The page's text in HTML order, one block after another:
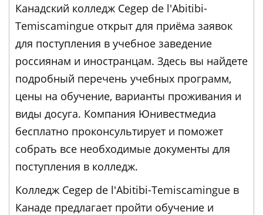
Канадский колледж Cegep de l'Abitibi-
Temiscamingue открыт для приёма заявок
для поступления в учебное заведение
россиянам и иностранцам. Здесь вы найдете
подробный перечень учебных программ,
цены на обучение, варианты проживания и
виды досуга. Компания Юнивестмедиа
бесплатно проконсультирует и поможет
собрать все необходимые документы для
поступления в колледж.
Колледж Cegep de l'Abitibi-Temiscamingue в
Канаде предлагает пройти обучение и